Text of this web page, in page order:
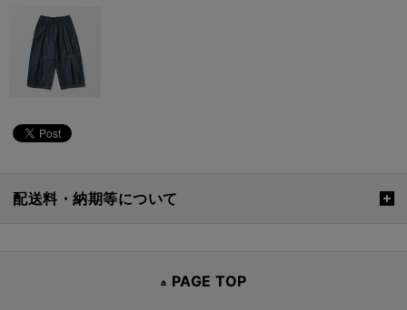
配送料・納期等について
PAGE TOP